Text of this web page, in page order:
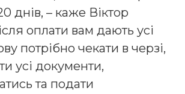
днів, – каже Віктор
оплати вам дають усі
потрібно чекати в черзі,
усі документи,
та подати